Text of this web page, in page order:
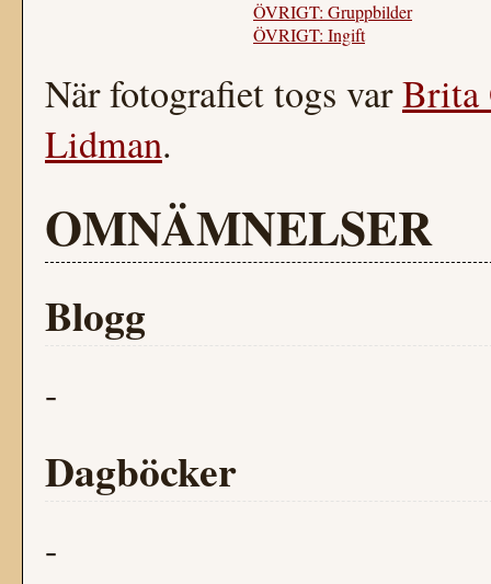
ÖVRIGT: Gruppbilder
ÖVRIGT: Ingift
När fotografiet togs varBrita
Lidman.
OMNÄMNELSER
Blogg
-
Dagböcker
-